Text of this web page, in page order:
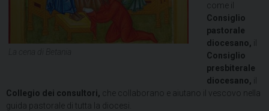
come il
Consiglio
pastorale
diocesano, il
Consiglio
presbiterale
diocesano, il
Collegio dei consultori, che collaborano e aiutano il vescovo nella
guida pastorale di tutta la diocesi.